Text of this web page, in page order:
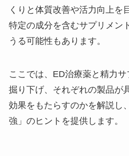
くりと体質改善や活力向上を
特定の成分を含むサプリメン
うる可能性もあります。
ここでは、ED治療薬と精力
掘り下げ、それぞれの製品が
効果をもたらすのかを解説し
強」のヒントを提供します。